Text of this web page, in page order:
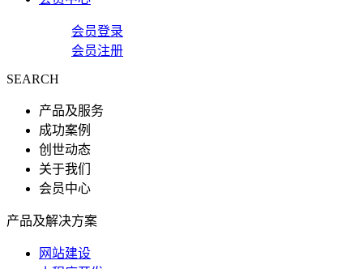
会员登录
会员注册
SEARCH
产品及服务
成功案例
创世动态
关于我们
会员中心
产品及解决方案
网站建设